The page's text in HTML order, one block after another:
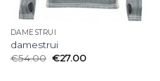
DAMESTRUI
damestrui
€54.00 €27.00